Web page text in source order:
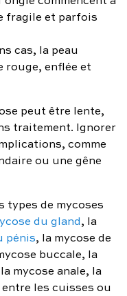
fragile et parfois
cas, la peau
rouge, enflée et
peut être lente,
traitement. Ignorer
comme
ou une gêne
types de mycoses
du gland, la
pénis, la mycose de
buccale, la
mycose anale, la
les cuisses ou